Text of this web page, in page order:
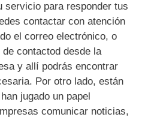
servicio para responder tus
contactar con atención
el correo electrónico, o
contactod desde la
y allí podrás encontrar
Por otro lado, están
jugado un papel
comunicar noticias,